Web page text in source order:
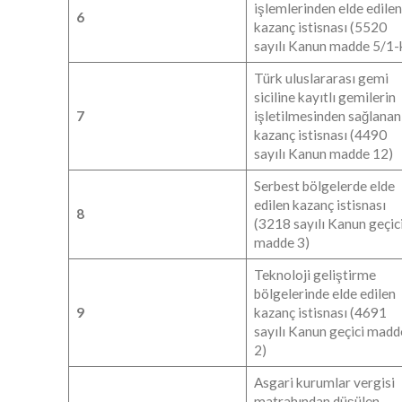
6
işlemlerinden elde edilen
kazanç istisnası (5520
sayılı Kanun madde 5/
7
Türk uluslararası gemi
siciline kayıtlı gemilerin
işletilmesinden sağlanan
kazanç istisnası (4490
sayılı Kanun madde 12)
8
Serbest bölgelerde elde
edilen kazanç istisnası
(3218 sayılı Kanun geçici
madde 3)
9
Teknoloji geliştirme
bölgelerinde elde edilen
kazanç istisnası (4691
sayılı Kanun geçici
2)
Asgari kurumlar vergisi